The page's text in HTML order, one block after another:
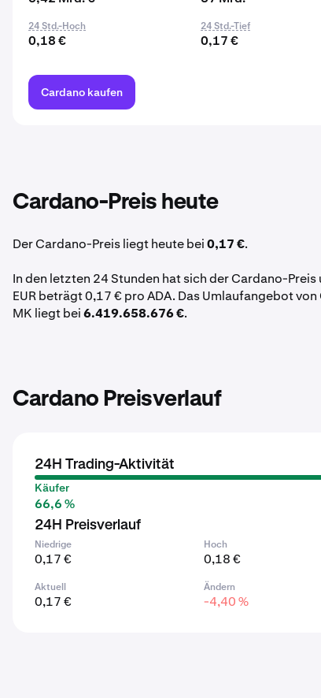
24 Std.-Hoch
0,18 €
24 Std.-Tief
0,17 €
Cardano kaufen
Cardano-Preis heute
Der Cardano-Preis liegt heute bei0,17 €.
In den letzten 24 Stunden hat sich der Cardano-Preis
EUR beträgt 0,17 € pro ADA. Das Umlaufangebot
MK liegt bei6.419.658.676 €.
Cardano Preisverlauf
24H Trading-Aktivität
Käufer
66,6 %
24H Preisverlauf
Niedrige
0,17 €
Hoch
0,18 €
Aktuell
0,17 €
Ändern
-4,40 %